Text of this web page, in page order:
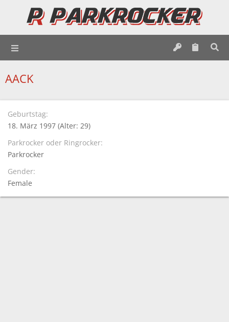
AACK
Geburtstag
18. März 1997 (Alter: 29)
Parkrocker oder Ringrocker
Parkrocker
Gender
Female